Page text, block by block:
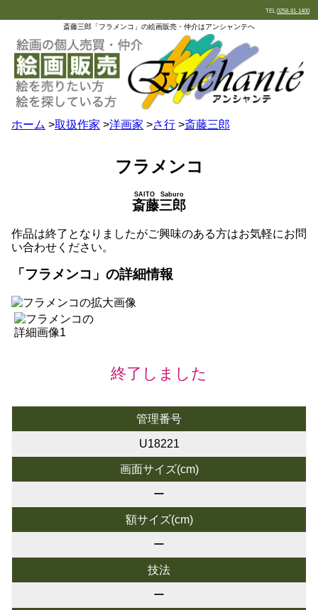
TEL 0258-81-1400
斎藤三郎「フラメンコ」の絵画販売・仲介はアンシャンテへ
ホーム >取扱作家 >洋画家 >さ行 >斎藤三郎
フラメンコ
斎藤三郎
SAITO Saburo
作品は終了となりましたがご興味のある方はお気軽にお問
い合わせください。
「フラメンコ」の詳細情報
終了しました
管理番号
U18221
画面サイズ(cm)
ー
額サイズ(cm)
ー
技法
ー